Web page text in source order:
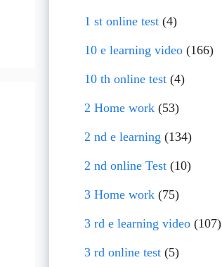
1 st online test(4)
10 e learning video(166)
10 th online test(4)
2 Home work(53)
2 nd e learning (134)
2 nd online Test(10)
3 Home work(75)
3 rd e learning video(107)
3 rd online test(5)